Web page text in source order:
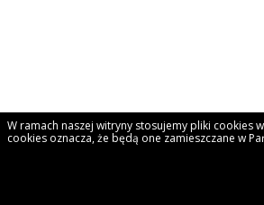
W ramach naszej witryny stosujemy pliki cookies
cookies oznacza, że będą one zamieszczane w